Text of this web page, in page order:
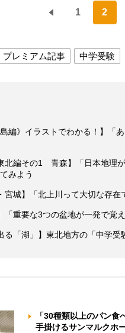
1 2
プレミアム記事 中学受験
》イラストでわかる！】「
編その1 青森】「日本地理
みよう
城】「北上川って大切な存在
重要な3つの盆地が一発で覚え
る「湖」】東北地方の「中学受
「30種類以上のパン
手掛けるサンマルクホ